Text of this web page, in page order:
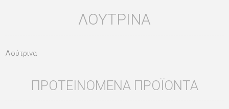
ΛΟΎΤΡΙΝΑ
Λούτρινα
ΠΡΟΤΕΙΝΌΜΕΝΑ ΠΡΟΪΌΝΤΑ